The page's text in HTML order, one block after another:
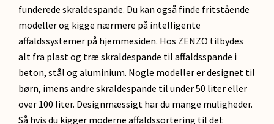
funderede skraldespande. Du kan også finde fritstående
modeller og kigge nærmere på intelligente
affaldssystemer på hjemmesiden. Hos ZENZO tilbydes
alt fra plast og træ skraldespande til affaldsspande i
beton, stål og aluminium. Nogle modeller er designet til
børn, imens andre skraldespande til under 50 liter eller
over 100 liter. Designmæssigt har du mange muligheder.
Så hvis du kigger moderne affaldssortering til det